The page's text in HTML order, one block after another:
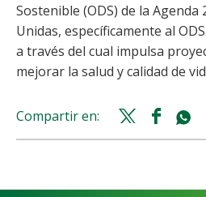
Sostenible (ODS) de la Agenda
Unidas, específicamente al
a través del cual impulsa
mejorar la salud y calidad de
Compartir en:
Twitter
shareshare